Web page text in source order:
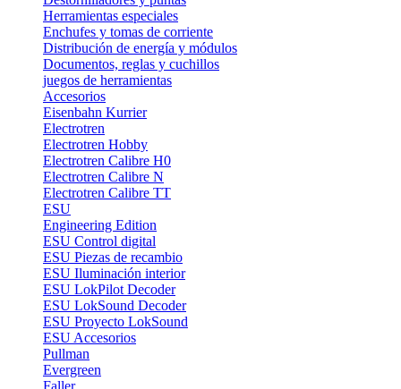
Herramientas especiales
Enchufes y tomas de corriente
Distribución de energía y módulos
Documentos, reglas y cuchillos
juegos de herramientas
Accesorios
Eisenbahn Kurrier
Electrotren
Electrotren Hobby
Electrotren Calibre H0
Electrotren Calibre N
Electrotren Calibre TT
ESU
Engineering Edition
ESU Control digital
ESU Piezas de recambio
ESU Iluminación interior
ESU LokPilot Decoder
ESU LokSound Decoder
ESU Proyecto LokSound
ESU Accesorios
Pullman
Evergreen
Faller